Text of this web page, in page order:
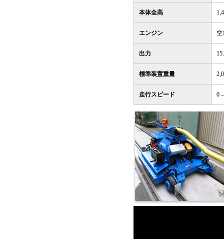
本体全高
エンジン 空
出力
標準装置重量
走行スピード 0